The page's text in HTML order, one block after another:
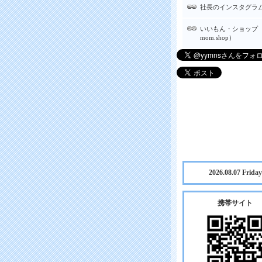
社長のインスタグラ
いいもん・ショップ
mom.shop）
2026.08.07 Friday
携帯サイト